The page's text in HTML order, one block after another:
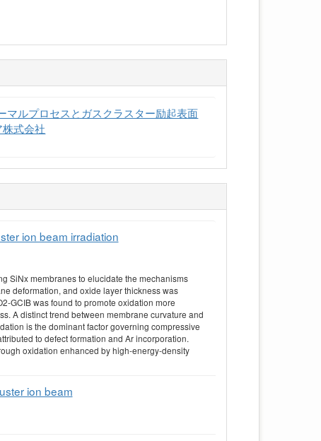
ルプロセスとガスクラスター励起表面
式会社
ion beam irradiation
SiNx membranes to elucidate the mechanisms
deformation, and oxide layer thickness was
GCIB was found to promote oxidation more
A distinct trend between membrane curvature and
is the dominant factor governing compressive
to defect formation and Ar incorporation.
oxidation enhanced by high-energy-density
ion beam